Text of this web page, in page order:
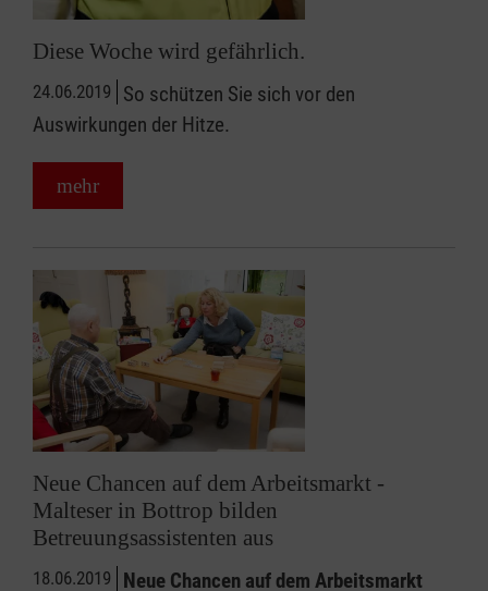
Diese Woche wird gefährlich.
24.06.2019
So schützen Sie sich vor den
Auswirkungen der Hitze.
mehr
Neue Chancen auf dem Arbeitsmarkt -
Malteser in Bottrop bilden
Betreuungsassistenten aus
18.06.2019
Neue Chancen auf dem Arbeitsmarkt